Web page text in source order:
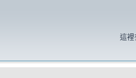
這裡